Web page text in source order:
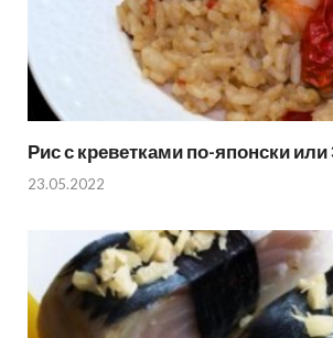
Рис с креветками по-японски или
23.05.2022